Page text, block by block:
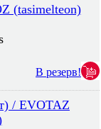
(tasimelteon)
В резерв!
/ EVOTAZ